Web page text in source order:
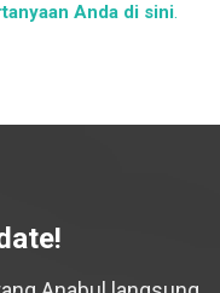
Anda di sini.